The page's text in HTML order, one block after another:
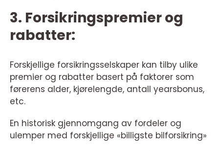
3. Forsikringspremier og
rabatter:
Forskjellige forsikringsselskaper kan tilby ulike
premier og rabatter basert på faktorer som
førerens alder, kjørelengde, antall yearsbonus,
etc.
En historisk gjennomgang av fordeler og
ulemper med forskjellige «billigste bilforsikring»